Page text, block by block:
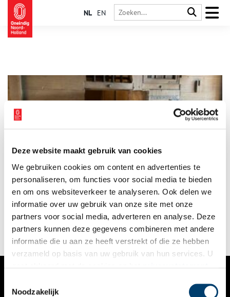
Deze website maakt gebruik van cookies
We gebruiken cookies om content en advertenties te
personaliseren, om functies voor social media te bieden
en om ons websiteverkeer te analyseren. Ook delen we
informatie over uw gebruik van onze site met onze
partners voor social media, adverteren en analyse. Deze
partners kunnen deze gegevens combineren met andere
informatie die u aan ze heeft verstrekt of die ze hebben
verzameld op basis van uw gebruik van hun services. U
Noodzakelijk
NL EN
zeventiende eeuw
In de zeventiende eeuw werden misdadigers in Holland
allesbehalve zachtzinnig aangepakt. De meeste straffen werden
in het openbaar uitgevoerd als waarschuwing voor de burger.
De schepenen (rechters) konden hierbij kiezen uit
verschillende martel- en executiemethoden, waaronder
onthoofden, ophangen, wurgen, radbraken, geselen,
brandmerken en tepronkstelling.
VERHALEN